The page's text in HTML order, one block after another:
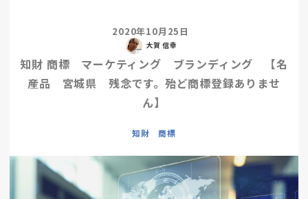
知財 商標 マーケティング ブランディング 【名
産品 宮城県 残念です。殆ど商標登録ありませ
ん】
知財 商標
大賀 信幸
2020年10月25日